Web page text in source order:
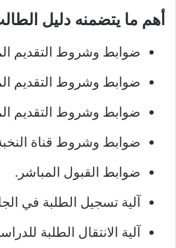
أهم ما يتضمنه دليل
ضوابط وشروط التقديم
ضوابط وشروط التقديم
ضوابط وشروط التقديم
ضوابط وشروط قناة
ضوابط القبول المباشر.
آلية تسجيل الطلبة في
آلية الانتقال الطلبة